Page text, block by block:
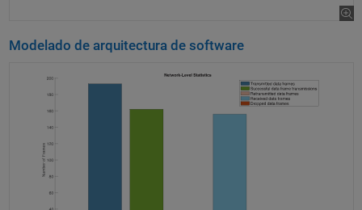
Modelado de arquitectura de software